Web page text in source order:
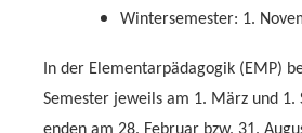
Wintersemester: 1.
In der Elementarpädagogik (EMP)
Semester jeweils am 1. März und 1.